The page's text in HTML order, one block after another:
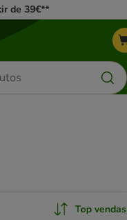
de 39€**
Top vendas